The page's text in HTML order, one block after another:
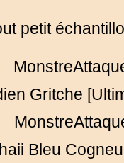
petit
Gritche
Bleu